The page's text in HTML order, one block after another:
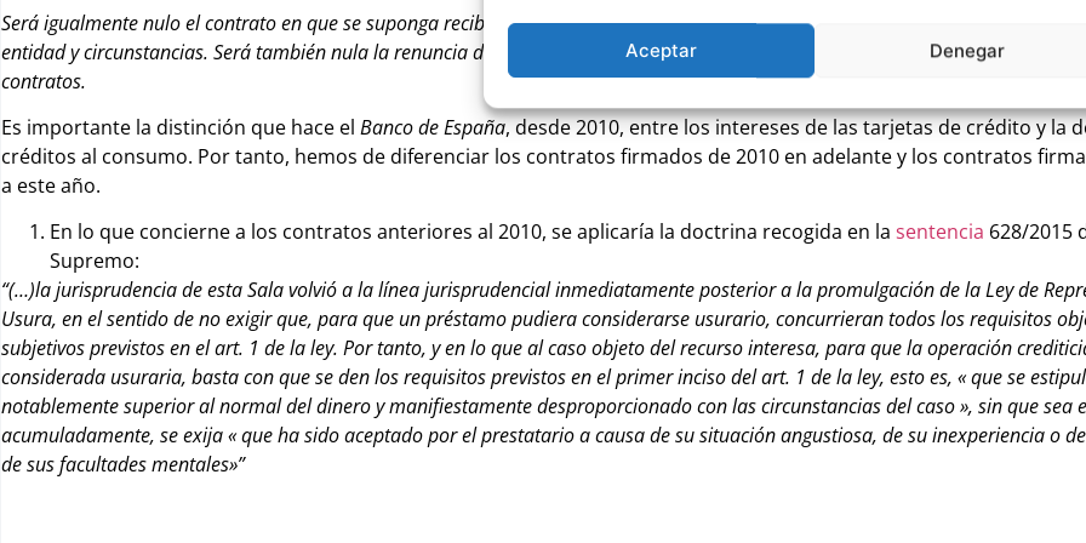
Aceptar Denegar
Será igualmente nulo el contrato en que se suponga recibida mayor cantidad que la verdaderamente entregada, cualesquiera
entidad y circunstancias. Será también nula la renuncia del fuero propio, dentro de la población, hecha por el deudor en esta
contratos.
Es importante la distinción que hace el Banco de España, desde 2010, entre los intereses de las tarjetas de crédito y la
créditos al consumo. Por tanto, hemos de diferenciar los contratos firmados de 2010 en adelante y los contratos
a este año.
En lo que concierne a los contratos anteriores al 2010, se aplicaría la doctrina recogida en la sentencia 628/2015
Supremo:
“(…)la jurisprudencia de esta Sala volvió a la línea jurisprudencial inmediatamente posterior a la promulgación de la Ley de
Usura, en el sentido de no exigir que, para que un préstamo pudiera considerarse usurario, concurrieran todos los requisitos
subjetivos previstos en el art. 1 de la ley. Por tanto, y en lo que al caso objeto del recurso interesa, para que la operación
considerada usuraria, basta con que se den los requisitos previstos en el primer inciso del art. 1 de la ley, esto es, « que se
notablemente superior al normal del dinero y manifiestamente desproporcionado con las circunstancias del caso», sin que sea
acumuladamente, se exija « que ha sido aceptado por el prestatario a causa de su situación angustiosa, de su inexperiencia o
de sus facultades mentales»”